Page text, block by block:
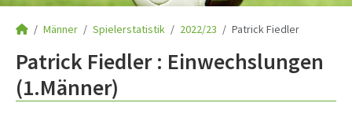
Männer Spielerstatistik 2022/23 Patrick Fiedler
Patrick Fiedler : Einwechslungen
(1.Männer)